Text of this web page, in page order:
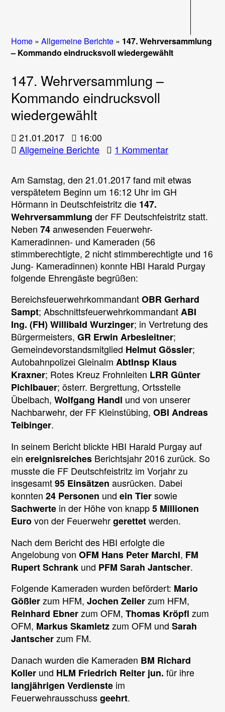
Home »Allgemeine Berichte » 147. Wehrversammlung
– Kommando eindrucksvoll wiedergewählt
147. Wehrversammlung –
Kommando eindrucksvoll
wiedergewählt
21.01.2017
16:00
Allgemeine Berichte
1 Kommentarzu
–
Kommando
Am Samstag, den 21.01.2017 fand mit etwas
verspätetem Beginn um 16:12 Uhr im GH
Hörmann in Deutschfeistritz die 147.
Wehrversammlung der FF Deutschfeistritz statt.
Neben74anwesenden Feuerwehr-
Kameradinnen- und Kameraden (56
stimmberechtigte, 2 nicht stimmberechtigte und 16
Jung- Kameradinnen) konnte HBI Harald Purgay
folgende Ehrengäste begrüßen:
BereichsfeuerwehrkommandantOBR Gerhard
Sampt; Abschnittsfeuerwehrkommandant ABI
Ing. (FH) Willibald Wurzinger; in Vertretung des
Bürgermeisters,GR Erwin Arbesleitner;
Gemeindevorstandsmitglied Helmut Gössler;
Autobahnpolizei Gleinalm AbtInsp Klaus
Kraxner; Rotes Kreuz Frohnleiten LRR Günter
Pichlbauer; österr. Bergrettung, Ortsstelle
Übelbach,Wolfgang Handl und von unserer
Nachbarwehr, der FF Kleinstübing,OBI Andreas
Teibinger.
In seinem Bericht blickte HBI Harald Purgay auf
einereignisreiches Berichtsjahr 2016 zurück. So
musste die FF Deutschfeistritz im Vorjahr zu
insgesamt95 Einsätzen ausrücken. Dabei
konnten24 Personen undein Tiersowie
Sachwerte in der Höhe von knapp5 Millionen
Eurovon der Feuerwehrgerettetwerden.
Nach dem Bericht des HBI erfolgte die
Angelobung vonOFM Hans Peter Marchl, FM
Rupert Schrank und PFM Sarah Jantscher.
Folgende Kameraden wurden befördert: Mario
Gößlerzum HFM,Jochen Zeilerzum HFM,
Reinhard Ebnerzum OFM,Thomas Kröpfl zum
OFM, Markus Skamletzzum OFM undSarah
Jantscherzum FM.
Danach wurden die Kameraden BM Richard
Koller und HLM Friedrich Reiter jun. für ihre
langjährigen Verdienste im
Feuerwehrausschussgeehrt.